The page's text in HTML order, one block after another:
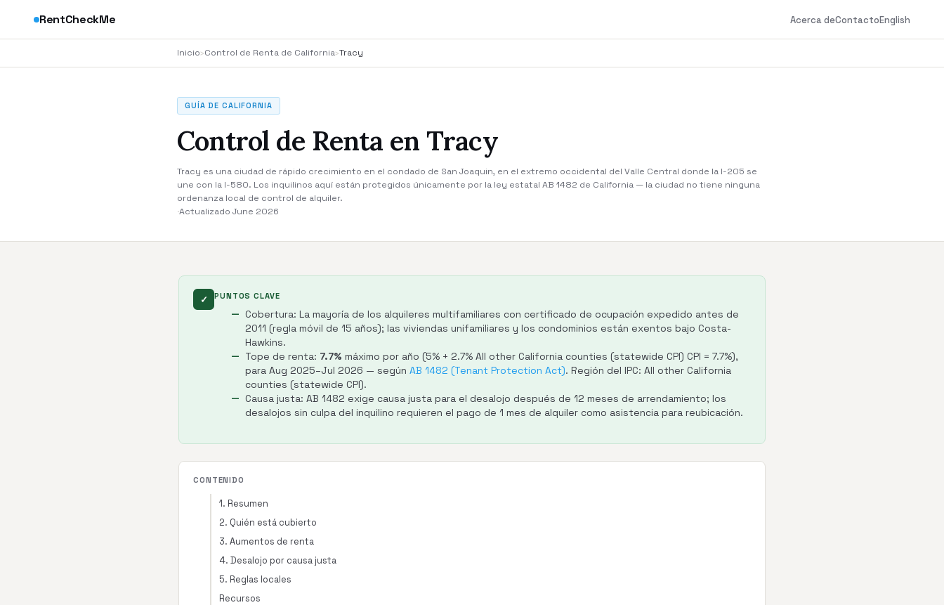
RentCheckMe Acerca deContactoEnglish
Inicio›Control de Renta de California›Tracy
GUÍA DE CALIFORNIA
Control de Renta en Tracy
Tracy es una ciudad de rápido crecimiento en el condado de San Joaquin, en el extremo occidental del Valle Central donde la I-205 se
une con la I-580. Los inquilinos aquí están protegidos únicamente por la ley estatal AB 1482 de California — la ciudad no tiene ninguna
ordenanza local de control de alquiler.
·Actualizado June 2026
✓ PUNTOS CLAVE
Cobertura: La mayoría de los alquileres multifamiliares con certificado de ocupación expedido antes de
2011 (regla móvil de 15 años); las viviendas unifamiliares y los condominios están exentos bajo Costa-
Hawkins.
Tope de renta: 7.7% máximo por año (5% + 2.7% All other California counties (statewide CPI) CPI = 7.7%),
para Aug 2025–Jul 2026 — según AB 1482 (Tenant Protection Act). Región del IPC: All other California
counties (statewide CPI).
Causa justa: AB 1482 exige causa justa para el desalojo después de 12 meses de arrendamiento; los
desalojos sin culpa del inquilino requieren el pago de 1 mes de alquiler como asistencia para reubicación.
CONTENIDO
1. Resumen
2. Quién está cubierto
3. Aumentos de renta
4. Desalojo por causa justa
5. Reglas locales
Recursos